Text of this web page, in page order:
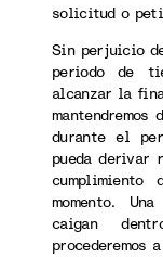
solicitud o
Sin perjuicio
periodo de
alcanzar la
mantendremos
durante el
pueda derivar
momento.
caigan
procederemos